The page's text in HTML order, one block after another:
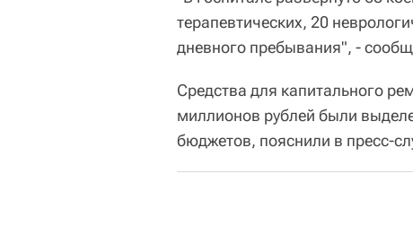
терапевтических, 20
дневного пребывания", -
Средства для капитального
миллионов рублей были
бюджетов, пояснили в пресс-